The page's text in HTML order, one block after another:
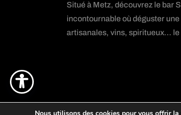
Situé à Metz, découvrez le bar
incontournable où déguster
artisanales, vins, spiritueux...